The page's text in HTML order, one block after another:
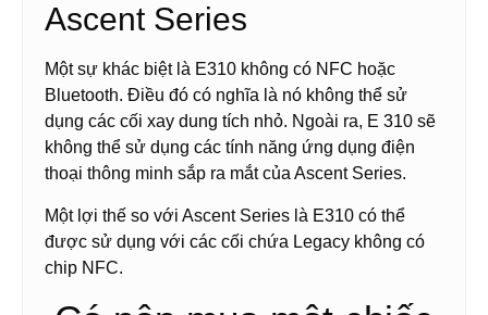
Ascent Series
Một sự khác biệt là E310 không có NFC hoặc
Bluetooth. Điều đó có nghĩa là nó không thể sử
dụng các cối xay dung tích nhỏ. Ngoài ra, E 310 sẽ
không thể sử dụng các tính năng ứng dụng điện
thoại thông minh sắp ra mắt của Ascent Series.
Một lợi thế so với Ascent Series là E310 có thể
được sử dụng với các cối chứa Legacy không có
chip NFC.